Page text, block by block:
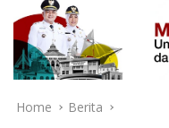
Home Berita